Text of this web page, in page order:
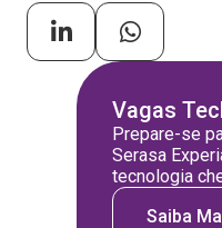
Vagas
Prepare-se
Serasa
tecnologia
Saiba